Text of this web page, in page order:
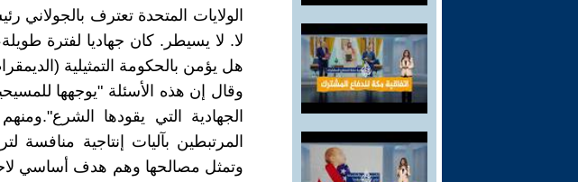
الولايات المتحدة تعترف
لا. لا يسيطر. كان جهاديا لفترة
هل يؤمن بالحكومة التمثيلية
وقال إن هذه الأسئلة "يوجهها
الجهادية التي يقودها
المرتبطين بآليات إنتاجية منافسة
وتمثل مصالحها وهم هدف أساسي لاحق